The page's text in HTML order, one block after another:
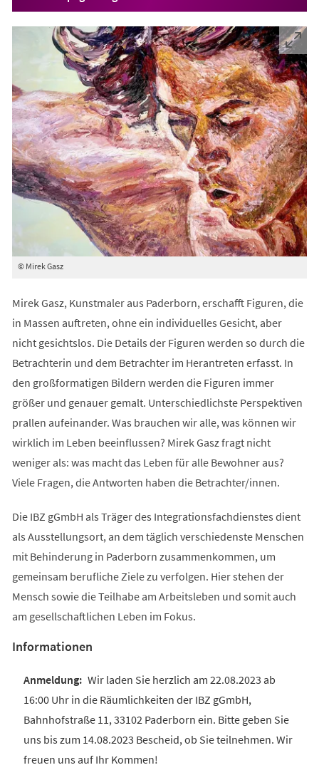
in
einem
neuen
© Mirek Gasz
Mirek Gasz, Kunstmaler aus Paderborn, erschafft Figuren, die
in Massen auftreten, ohne ein individuelles Gesicht, aber
nicht gesichtslos. Die Details der Figuren werden so durch die
Betrachterin und dem Betrachter im Herantreten erfasst. In
den großformatigen Bildern werden die Figuren immer
größer und genauer gemalt. Unterschiedlichste Perspektiven
prallen aufeinander. Was brauchen wir alle, was können wir
wirklich im Leben beeinflussen? Mirek Gasz fragt nicht
weniger als: was macht das Leben für alle Bewohner aus?
Viele Fragen, die Antworten haben die Betrachter/innen.
Die IBZ gGmbH als Träger des Integrationsfachdienstes dient
als Ausstellungsort, an dem täglich verschiedenste Menschen
mit Behinderung in Paderborn zusammenkommen, um
gemeinsam berufliche Ziele zu verfolgen. Hier stehen der
Mensch sowie die Teilhabe am Arbeitsleben und somit auch
am gesellschaftlichen Leben im Fokus.
Informationen
Wir laden Sie herzlich am 22.08.2023 ab
16:00 Uhr in die Räumlichkeiten der IBZ gGmbH,
Bahnhofstraße 11, 33102 Paderborn ein. Bitte geben Sie
uns bis zum 14.08.2023 Bescheid, ob Sie teilnehmen. Wir
freuen uns auf Ihr Kommen!